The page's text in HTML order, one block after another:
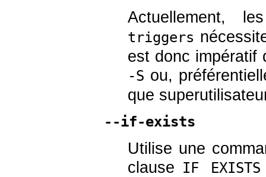
Actuellement,
triggers
est donc impératif
-S ou,
que
--if-exists
Utilise une
clause IF EXISTS